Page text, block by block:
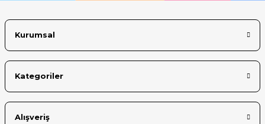
Kurumsal
Kategoriler
Alışveriş